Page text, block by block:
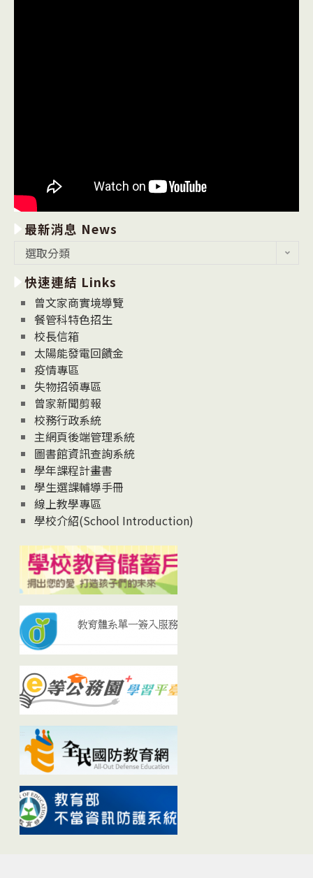
最新消息 News
消
息
News
選取分類
快速連結 Links
曾文家商實境導覽
餐管科特色招生
校長信箱
太陽能發電回饋金
疫情專區
失物招領專區
曾家新聞剪報
校務行政系統
主網頁後端管理系統
圖書館資訊查詢系統
學年課程計畫書
學生選課輔導手冊
線上教學專區
學校介紹(School Introduction)